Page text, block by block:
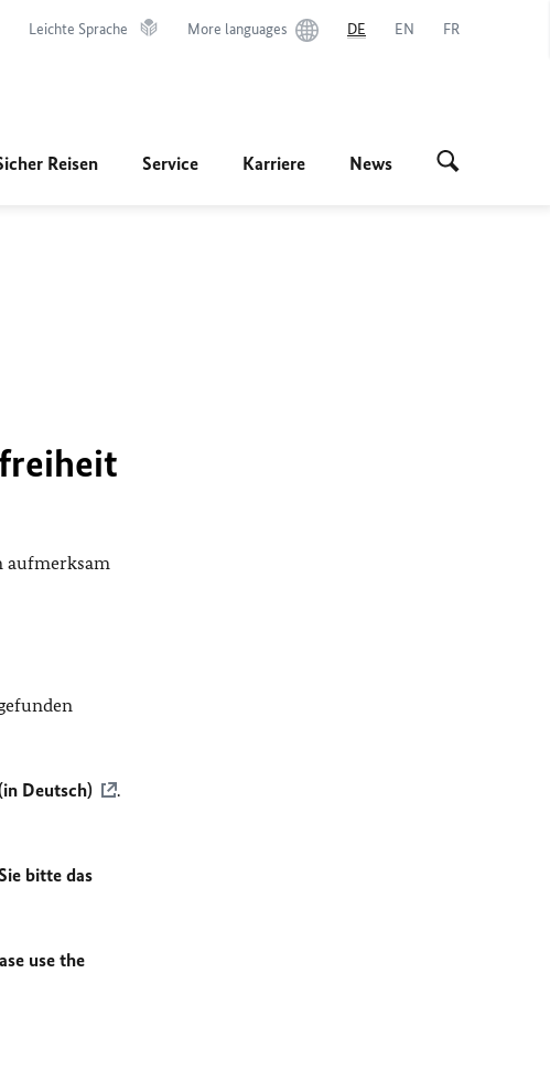
Leichte Sprache More languages DE EN FR
Reisen Service Karriere News
aufmerksam
Deutsch)
.
bitte das
use the